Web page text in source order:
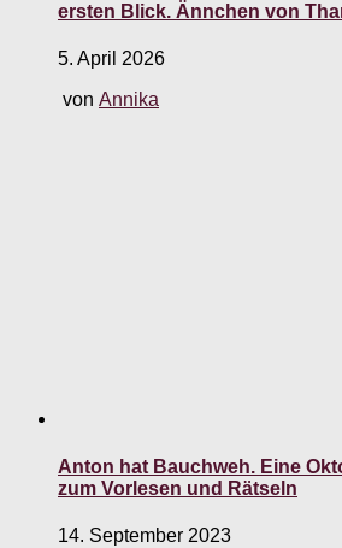
ersten Blick. Ännchen von
5. April 2026
von Annika
Anton hat Bauchweh. Eine
zum Vorlesen und Rätseln
14. September 2023